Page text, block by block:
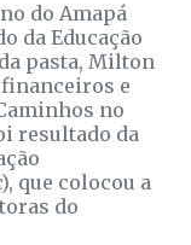
do Amapá
da Educação
pasta, Milton
e
no
resultado da
que colocou a
do